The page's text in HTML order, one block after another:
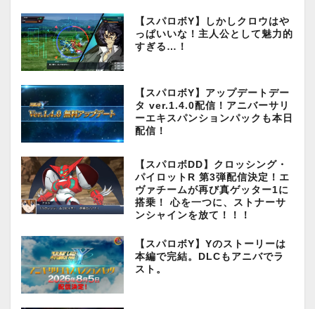
【スパロボY】しかしクロウはや
っぱいいな！主人公として魅力的
すぎる…！
【スパロボY】アップデートデー
タ ver.1.4.0配信！アニバーサリ
ーエキスパンションパックも本日
配信！
【スパロボDD】クロッシング・
パイロットR 第3弾配信決定！エ
ヴァチームが再び真ゲッター1に
搭乗！ 心を一つに、ストナーサ
ンシャインを放て！！！
【スパロボY】Yのストーリーは
本編で完結。DLCもアニバでラ
スト。